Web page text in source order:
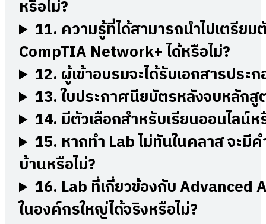
หรือไม่?
11. ความรู้ที่ได้สามารถนำไปเตรีย
CompTIA Network+ ได้หรือไม่?
12. ผู้เข้าอบรมจะได้รับเอกสารประ
13.ใบประกาศนียบัตรหลังจบหลักสู
14. มีตัวเลือกสำหรับเรียนออนไลน์
15. หากทำ Lab ไม่ทันในคลาส จะ
บ้านหรือไม่?
16. Lab ที่เกี่ยวข้องกับ Advanced
ในองค์กรใหญ่ได้จริงหรือไม่?